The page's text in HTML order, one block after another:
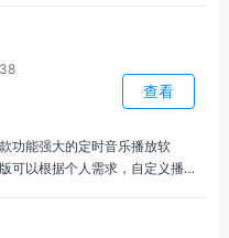
查看
功能强大的定时音乐播放软
可以根据个人需求，自定义播
的便捷操作。